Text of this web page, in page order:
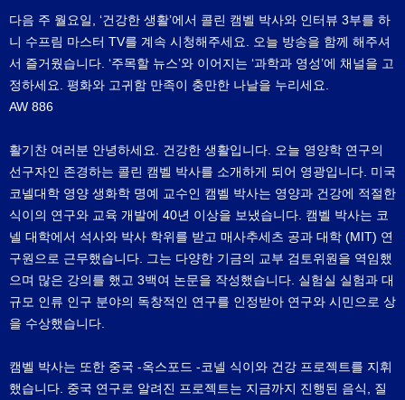
다음 주 월요일, ‘건강한 생활’에서 콜린 캠벨 박사와 인터뷰 3부를 하
니 수프림 마스터 TV를 계속 시청해주세요. 오늘 방송을 함께 해주셔
서 즐거웠습니다. ‘주목할 뉴스’와 이어지는 ‘과학과 영성’에 채널을 고
정하세요. 평화와 고귀함 만족이 충만한 나날을 누리세요.
AW 886
활기찬 여러분 안녕하세요. 건강한 생활입니다. 오늘 영양학 연구의
선구자인 존경하는 콜린 캠벨 박사를 소개하게 되어 영광입니다. 미국
코넬대학 영양 생화학 명예 교수인 캠벨 박사는 영양과 건강에 적절한
식이의 연구와 교육 개발에 40년 이상을 보냈습니다. 캠벨 박사는 코
넬 대학에서 석사와 박사 학위를 받고 매사추세츠 공과 대학 (MIT) 연
구원으로 근무했습니다. 그는 다양한 기금의 교부 검토위원을 역임했
으며 많은 강의를 했고 3백여 논문을 작성했습니다. 실험실 실험과 대
규모 인류 인구 분야의 독창적인 연구를 인정받아 연구와 시민으로 상
을 수상했습니다.
캠벨 박사는 또한 중국 -옥스포드 -코넬 식이와 건강 프로젝트를 지휘
했습니다. 중국 연구로 알려진 프로젝트는 지금까지 진행된 음식, 질